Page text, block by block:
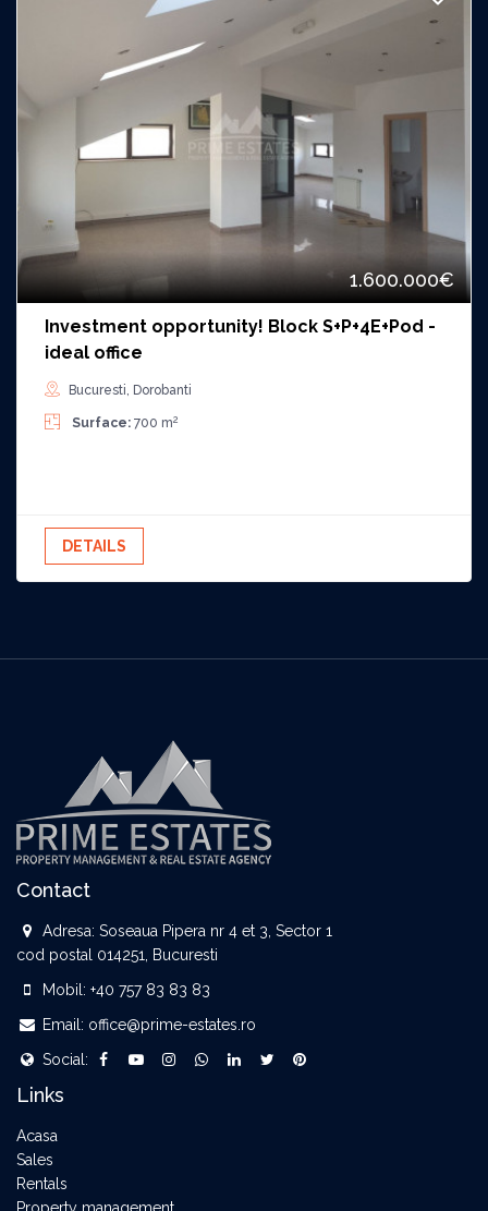
1.600.000€
Investment opportunity! Block S+P+4E+Pod -
ideal office
Bucuresti, Dorobanti
Surface: 700 m2
DETAILS
Contact
Adresa: Soseaua Pipera nr 4 et 3, Sector 1
cod postal 014251, Bucuresti
Mobil: +40 757 83 83 83
Email: office@prime-estates.ro
Social:
Links
Acasa
Sales
Rentals